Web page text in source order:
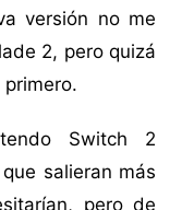
versión no me
2, pero quizá
Switch 2
salieran más
pero de